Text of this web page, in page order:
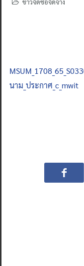
ข่าวจัดซื้อจัดจ้าง
นาม_ประกาศ_c_mwit